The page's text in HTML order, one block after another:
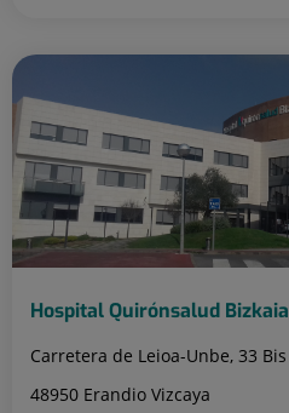
Hospital Quirónsalud Bizkaia
Carretera de Leioa-Unbe, 33 Bis
48950 Erandio Vizcaya